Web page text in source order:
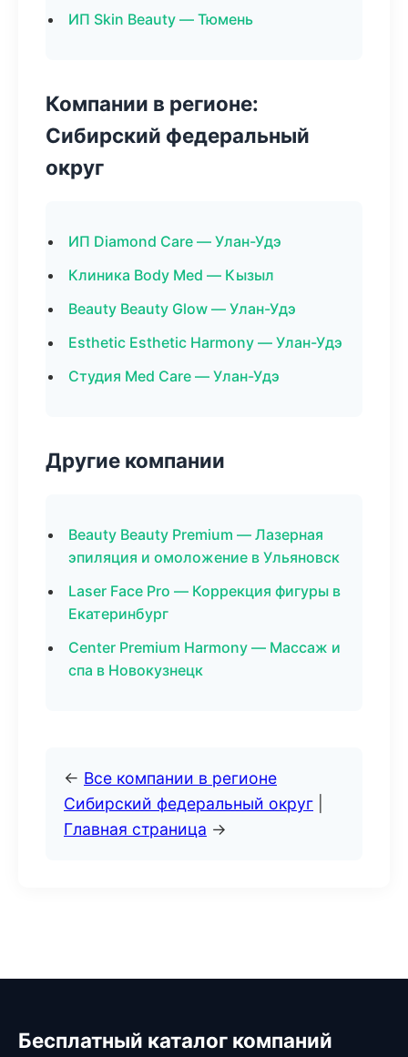
ИП Skin Beauty — Тюмень
Компании в регионе:
Сибирский федеральный
округ
ИП Diamond Care — Улан-Удэ
Клиника Body Med — Кызыл
Beauty Beauty Glow — Улан-Удэ
Esthetic Esthetic Harmony — Улан-Удэ
Студия Med Care — Улан-Удэ
Другие компании
Beauty Beauty Premium — Лазерная
эпиляция и омоложение в Ульяновск
Laser Face Pro — Коррекция фигуры в
Екатеринбург
Center Premium Harmony — Массаж и
спа в Новокузнецк
← Все компании в регионе
Сибирский федеральный округ
Главная страница →
Бесплатный каталог компаний